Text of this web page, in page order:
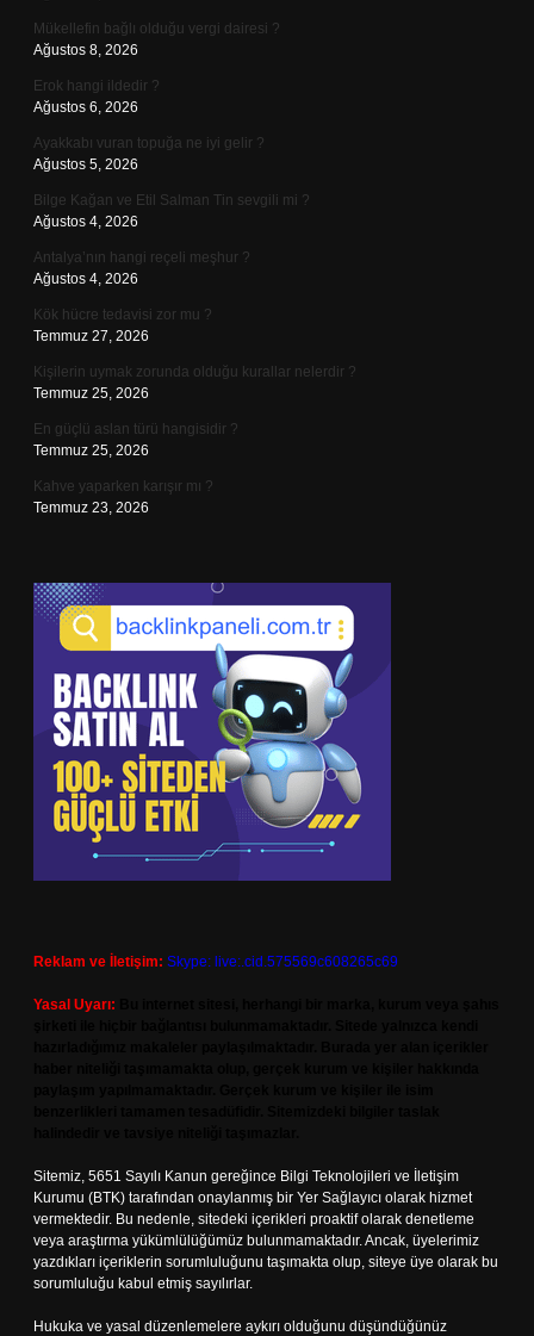
Mükellefin bağlı olduğu vergi dairesi ?
Ağustos 8, 2026
Erok hangi ildedir ?
Ağustos 6, 2026
Ayakkabı vuran topuğa ne iyi gelir ?
Ağustos 5, 2026
Bilge Kağan ve Etil Salman Tin sevgili mi ?
Ağustos 4, 2026
Antalya’nın hangi reçeli meşhur ?
Ağustos 4, 2026
Kök hücre tedavisi zor mu ?
Temmuz 27, 2026
Kişilerin uymak zorunda olduğu kurallar nelerdir ?
Temmuz 25, 2026
En güçlü aslan türü hangisidir ?
Temmuz 25, 2026
Kahve yaparken karışır mı ?
Temmuz 23, 2026
Reklam ve İletişim: Skype: live:.cid.575569c608265c69
Yasal Uyarı:
Sitemiz, 5651 Sayılı Kanun gereğince Bilgi Teknolojileri ve İletişim
Kurumu (BTK) tarafından onaylanmış bir Yer Sağlayıcı olarak hizmet
vermektedir. Bu nedenle, sitedeki içerikleri proaktif olarak denetleme
veya araştırma yükümlülüğümüz bulunmamaktadır. Ancak, üyelerimiz
yazdıkları içeriklerin sorumluluğunu taşımakta olup, siteye üye olarak bu
sorumluluğu kabul etmiş sayılırlar.
Hukuka ve yasal düzenlemelere aykırı olduğunu düşündüğünüz